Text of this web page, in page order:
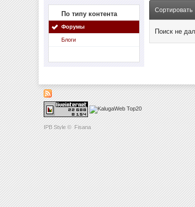
IPB Style © Fisana
По типу контента
Форумы
Блоги
Сортировать
Поиск не